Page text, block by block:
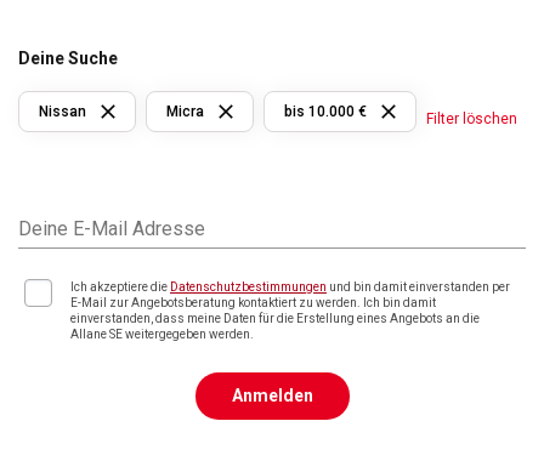
Deine Suche
Nissan Micra bis 10.000 € Filter löschen
Deine E-Mail Adresse
Ich akzeptiere die Datenschutzbestimmungen und bin damit einverstanden per
E-Mail zur Angebotsberatung kontaktiert zu werden. Ich bin damit
einverstanden, dass meine Daten für die Erstellung eines Angebots an die
Allane SE weitergegeben werden.
Anmelden